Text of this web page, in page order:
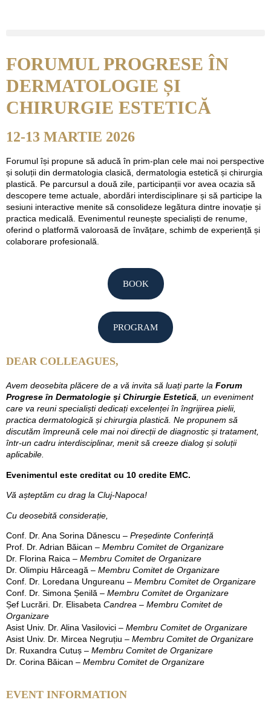
FORUMUL PROGRESE ÎN
DERMATOLOGIE ȘI
CHIRURGIE ESTETICĂ
12-13 MARTIE 2026
Forumul își propune să aducă în prim-plan cele mai noi perspective
și soluții din dermatologia clasică, dermatologia estetică și chirurgia
plastică. Pe parcursul a două zile, participanții vor avea ocazia să
descopere teme actuale, abordări interdisciplinare și să participe la
sesiuni interactive menite să consolideze legătura dintre inovație și
practica medicală. Evenimentul reunește specialiști de renume,
oferind o platformă valoroasă de învățare, schimb de experiență și
colaborare profesională.
BOOK
PROGRAM
DEAR COLLEAGUES,
Avem deosebita plăcere de a vă invita să luați parte la Forum
Progrese în Dermatologie și Chirurgie Estetică, un eveniment
care va reuni specialiști dedicați excelenței în îngrijirea pielii,
practica dermatologică și chirurgia plastică. Ne propunem să
discutăm împreună cele mai noi direcții de diagnostic și tratament,
într-un cadru interdisciplinar, menit să creeze dialog și soluții
aplicabile.
Evenimentul este creditat cu 10 credite EMC.
Vă așteptăm cu drag la Cluj-Napoca!
Cu deosebită considerație,
Conf. Dr. Ana Sorina Dănescu – Președinte Conferință
Prof. Dr. Adrian Băican – Membru Comitet de Organizare
Dr. Florina Raica – Membru Comitet de Organizare
Dr. Olimpiu Hârceagă – Membru Comitet de Organizare
Conf. Dr. Loredana Ungureanu – Membru Comitet de Organizare
Conf. Dr. Simona Șenilă – Membru Comitet de Organizare
Șef Lucrări. Dr. Elisabeta Candrea – Membru Comitet de
Organizare
Asist Univ. Dr. Alina Vasilovici – Membru Comitet de Organizare
Asist Univ. Dr. Mircea Negruțiu – Membru Comitet de Organizare
Dr. Ruxandra Cutuș – Membru Comitet de Organizare
Dr. Corina Băican – Membru Comitet de Organizare
EVENT INFORMATION